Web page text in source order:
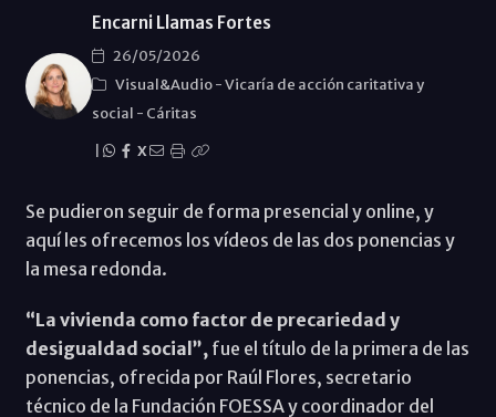
Encarni Llamas Fortes
26/05/2026
Visual&Audio-Vicaría de acción caritativa y
social - Cáritas
X
Se pudieron seguir de forma presencial y online, y
aquí les ofrecemos los vídeos de las dos ponencias y
la mesa redonda.
“La vivienda como factor de precariedad y
desigualdad social”, fue el título de la primera de las
ponencias, ofrecida por Raúl Flores, secretario
técnico de la Fundación FOESSA y coordinador del